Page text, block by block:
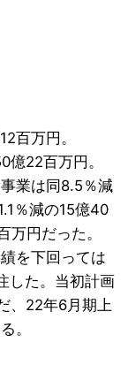
百万円。
22百万円。
業は同8.5％減
％減の15億40
円だった。
を下回っては
した。当初計画
、22年6月期上
。